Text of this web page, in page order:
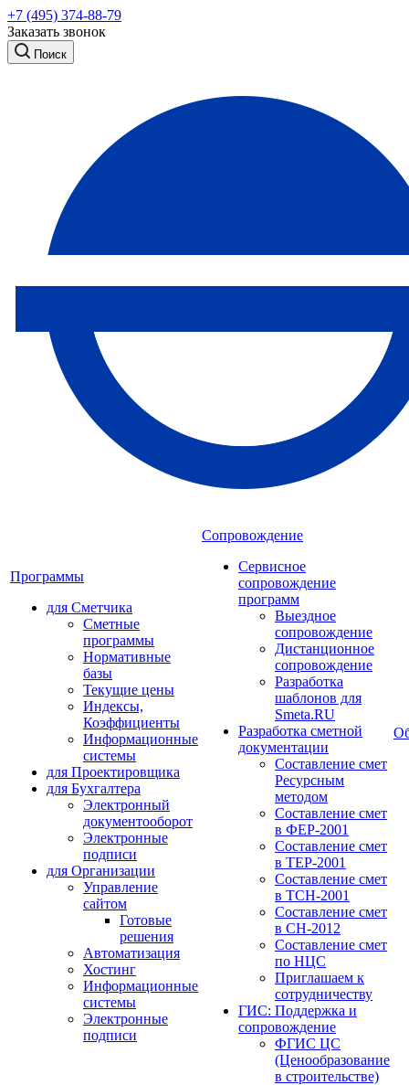
+7 (495) 374-88-79
Заказать звонок
Поиск
Программы
для Сметчика
Сметные
программы
Нормативные
базы
Текущие цены
Индексы,
Коэффициенты
Информационные
системы
для Проектировщика
для Бухгалтера
Электронный
документооборот
Электронные
подписи
для Организации
Управление
сайтом
Готовые
решения
Автоматизация
Хостинг
Информационные
системы
Электронные
подписи
Сопровождение
Сервисное
сопровождение
программ
Выездное
сопровождение
Дистанционное
сопровождение
Разработка
шаблонов для
Smeta.RU
Разработка сметной
документации
Составление смет
Ресурсным
методом
Составление смет
в ФЕР-2001
Составление смет
в ТЕР-2001
Составление смет
в ТСН-2001
Составление смет
в СН-2012
Составление смет
по НЦС
Приглашаем к
сотрудничеству
ГИС: Поддержка и
сопровождение
ФГИС ЦС
(Ценообразование
в строительстве)